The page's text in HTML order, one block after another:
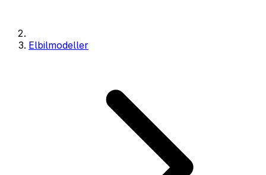
Elbilmodeller